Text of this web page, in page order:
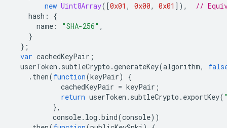
new Uint8Array([0x01 , 0x00, 0x01 ]),
//
hash :
{
name : "SHA-256" ,
}
};
var cachedKeyPair ;
userToken . subtleCrypto .generateKey(algorithm,
. then(function(keyPair)
{
cachedKeyPair = keyPair ;
return userToken . subtleCrypto . exportKey(
},
console. log .bind(console))